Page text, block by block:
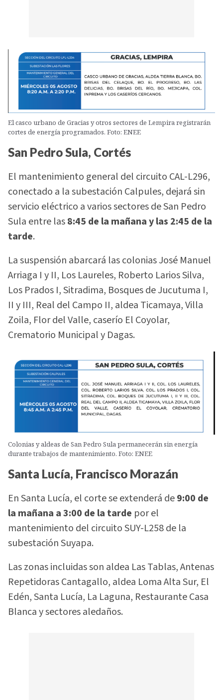
El casco urbano de Gracias y otros sectores de Lempira registrarán
cortes de energía programados. Foto: ENEE
San Pedro Sula, Cortés
El mantenimiento general del circuito CAL-L296,
conectado a la subestación Calpules, dejará sin
servicio eléctrico a varios sectores de San Pedro
Sula entre las8:45 de la mañana y las 2:45 de la
tarde.
La suspensión abarcará las colonias José Manuel
Arriaga I y II, Los Laureles, Roberto Larios Silva,
Los Prados I, Sitradima, Bosques de Jucutuma I,
II y III, Real del Campo II, aldea Ticamaya, Villa
Zoila, Flor del Valle, caserío El Coyolar,
Crematorio Municipal y Dagas.
Colonias y aldeas de San Pedro Sula permanecerán sin energía
durante trabajos de mantenimiento. Foto: ENEE
Santa Lucía, Francisco Morazán
En Santa Lucía, el corte se extenderá de9:00 de
la mañana a 3:00 de la tarde por el
mantenimiento del circuito SUY-L258 de la
subestación Suyapa.
Las zonas incluidas son aldea Las Tablas, Antenas
Repetidoras Cantagallo, aldea Loma Alta Sur, El
Edén, Santa Lucía, La Laguna, Restaurante Casa
Blanca y sectores aledaños.